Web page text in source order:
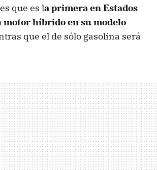
que es la primera en Estados
motor híbrido en su modelo
que el de sólo gasolina será